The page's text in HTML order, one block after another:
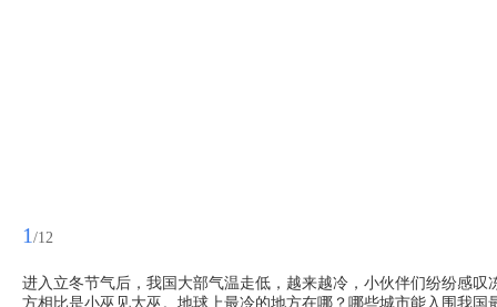
1 /12
进入立冬节气后，我国大部气温走低，越来越冷，小伙伴们纷纷感
方相比是小巫见大巫。地球上最冷的地方在哪？哪些城市能入围我